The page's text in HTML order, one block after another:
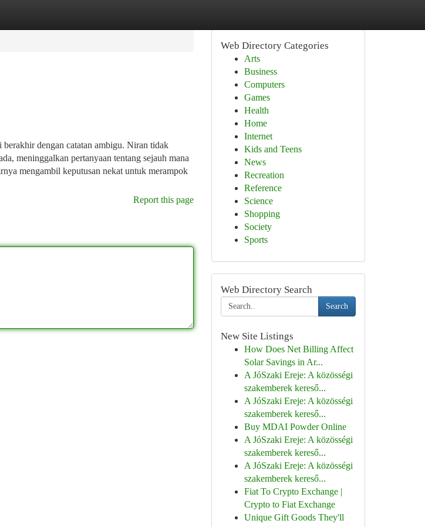
dengan catatan ambigu. Niran tidak
meninggalkan pertanyaan tentang sejauh mana
mengambil keputusan nekat untuk merampok
Report this page
Web Directory Categories
Arts
Business
Computers
Games
Health
Home
Internet
Kids and Teens
News
Recreation
Reference
Science
Shopping
Society
Sports
Web Directory Search
Search
New Site Listings
How Does Net Billing Affect
Solar Savings in Ar...
A JóSzaki Ereje: A közösségi
szakemberek kereső...
A JóSzaki Ereje: A közösségi
szakemberek kereső...
Buy MDAI Powder Online
A JóSzaki Ereje: A közösségi
szakemberek kereső...
A JóSzaki Ereje: A közösségi
szakemberek kereső...
Fiat To Crypto Exchange |
Crypto to Fiat Exchange
Unique Gift Goods They'll